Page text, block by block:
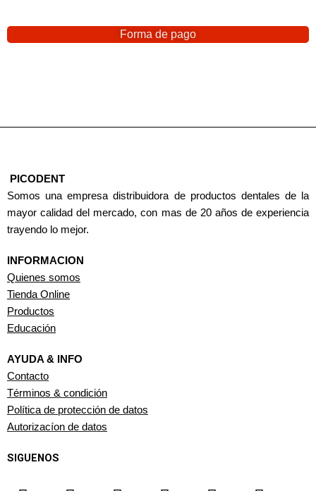
Forma de pago
PICODENT
Somos una empresa distribuidora de productos dentales de la
mayor calidad del mercado, con mas de 20 años de experiencia
trayendo lo mejor.
INFORMACION
Quienes somos
Tienda Online
Productos
Educación
AYUDA & INFO
Contacto
Términos & condición
Política de protección de datos
Autorizacíon de datos
SIGUENOS